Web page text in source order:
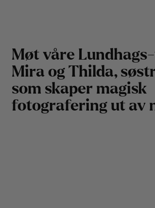
Møt våre
Mira og Thilda,
som skaper magisk
fotografering ut av